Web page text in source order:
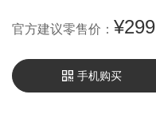
官方建议零售价： ¥299
手机购买